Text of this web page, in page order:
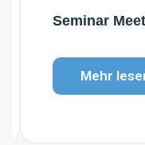
Seminar
Mehr